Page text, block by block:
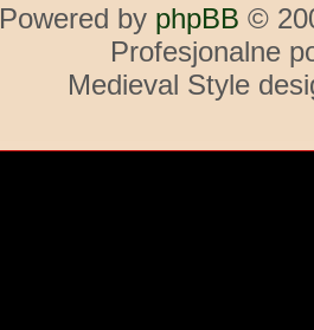
Powered by phpBB ©
Profesjonalne
Medieval Style